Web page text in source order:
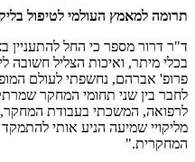
תרומה למאמץ העולמי לטיפול
ד"ר דרור מספר כי החל להתעניין
בכלי מיתר, ואיכות הצליל
פרופ' אברהם, נחשפתי לעולם
לחבר בין שני תחומי המחקר
לרפואה, המשכתי בעבודת המחקר,
מליקויי שמיעה הניע אותי
המחקרית."